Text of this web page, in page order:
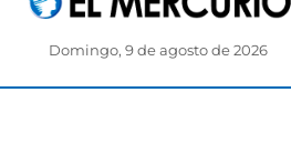
Domingo, 9 de agosto de 2026